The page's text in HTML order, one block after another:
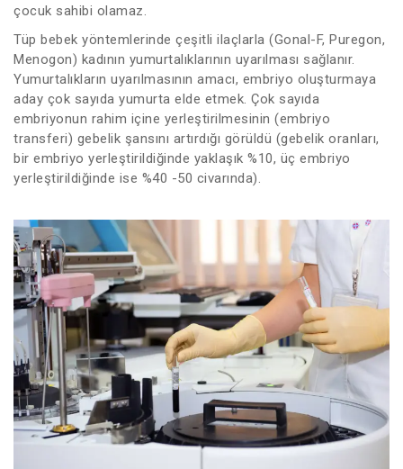
çocuk sahibi olamaz.
Tüp bebek yöntemlerinde çeşitli ilaçlarla (Gonal-F, Puregon,
Menogon) kadının yumurtalıklarının uyarılması sağlanır.
Yumurtalıkların uyarılmasının amacı, embriyo oluşturmaya
aday çok sayıda yumurta elde etmek. Çok sayıda
embriyonun rahim içine yerleştirilmesinin (embriyo
transferi) gebelik şansını artırdığı görüldü (gebelik oranları,
bir embriyo yerleştirildiğinde yaklaşık %10, üç embriyo
yerleştirildiğinde ise %40 -50 civarında).